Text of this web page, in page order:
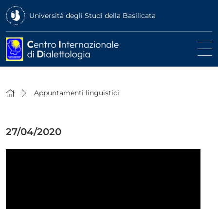
Università degli Studi della Basilicata
Appuntamenti linguistici
27/04/2020